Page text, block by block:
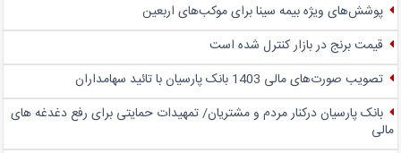
پوشش‌های ویژه بیمه سینا برای موکب‌های اربعین
قیمت برنج در بازار کنترل شده است
تصویب صورت‌های مالی 1403 بانک پارسیان با تائید سهامداران
بانک پارسیان درکنار مردم و مشتریان/ تمهیدات حمایتی برای رفع دغدغه های
مالی